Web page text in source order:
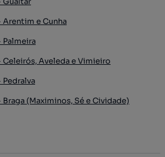
Arentim e Cunha
Palmeira
Celeirós, Aveleda e Vimieiro
Pedralva
(Maximinos, Sé e Cividade)